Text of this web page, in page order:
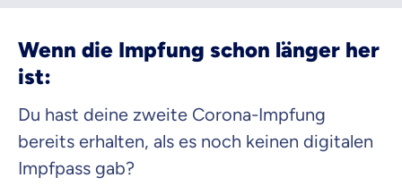
Wenn die Impfung schon länger her
ist:
Du hast deine zweite Corona-Impfung
bereits erhalten, als es noch keinen digitalen
Impfpass gab?